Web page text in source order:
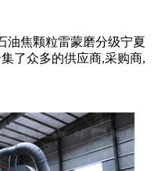
油焦颗粒雷蒙磨分级宁夏
了众多的供应商,采购商,